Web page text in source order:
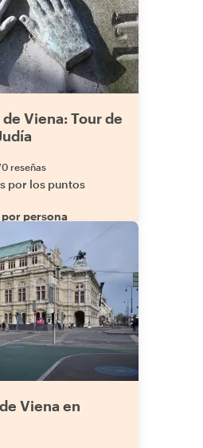
Viena: Tour de
reseñas
por los puntos
persona
Viena en